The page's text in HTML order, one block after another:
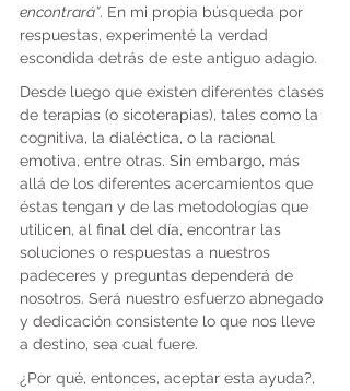
encontrará”. En mi propia búsqueda por
respuestas, experimenté la verdad
escondida detrás de este antiguo adagio.
Desde luego que existen diferentes clases
de terapias (o sicoterapias), tales como la
cognitiva, la dialéctica, o la racional
emotiva, entre otras. Sin embargo, más
allá de los diferentes acercamientos que
éstas tengan y de las metodologías que
utilicen, al final del día, encontrar las
soluciones o respuestas a nuestros
padeceres y preguntas dependerá de
nosotros. Será nuestro esfuerzo abnegado
y dedicación consistente lo que nos lleve
a destino, sea cual fuere.
¿Por qué, entonces, aceptar esta ayuda?,